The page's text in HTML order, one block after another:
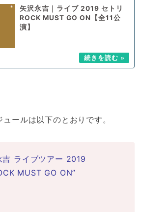
矢沢永吉｜ライブ 2019 セトリ
ROCK MUST GO ON【全11公
演】
ールは以下のとおりです。
吉 ライブツアー 2019
MUST GO ON”